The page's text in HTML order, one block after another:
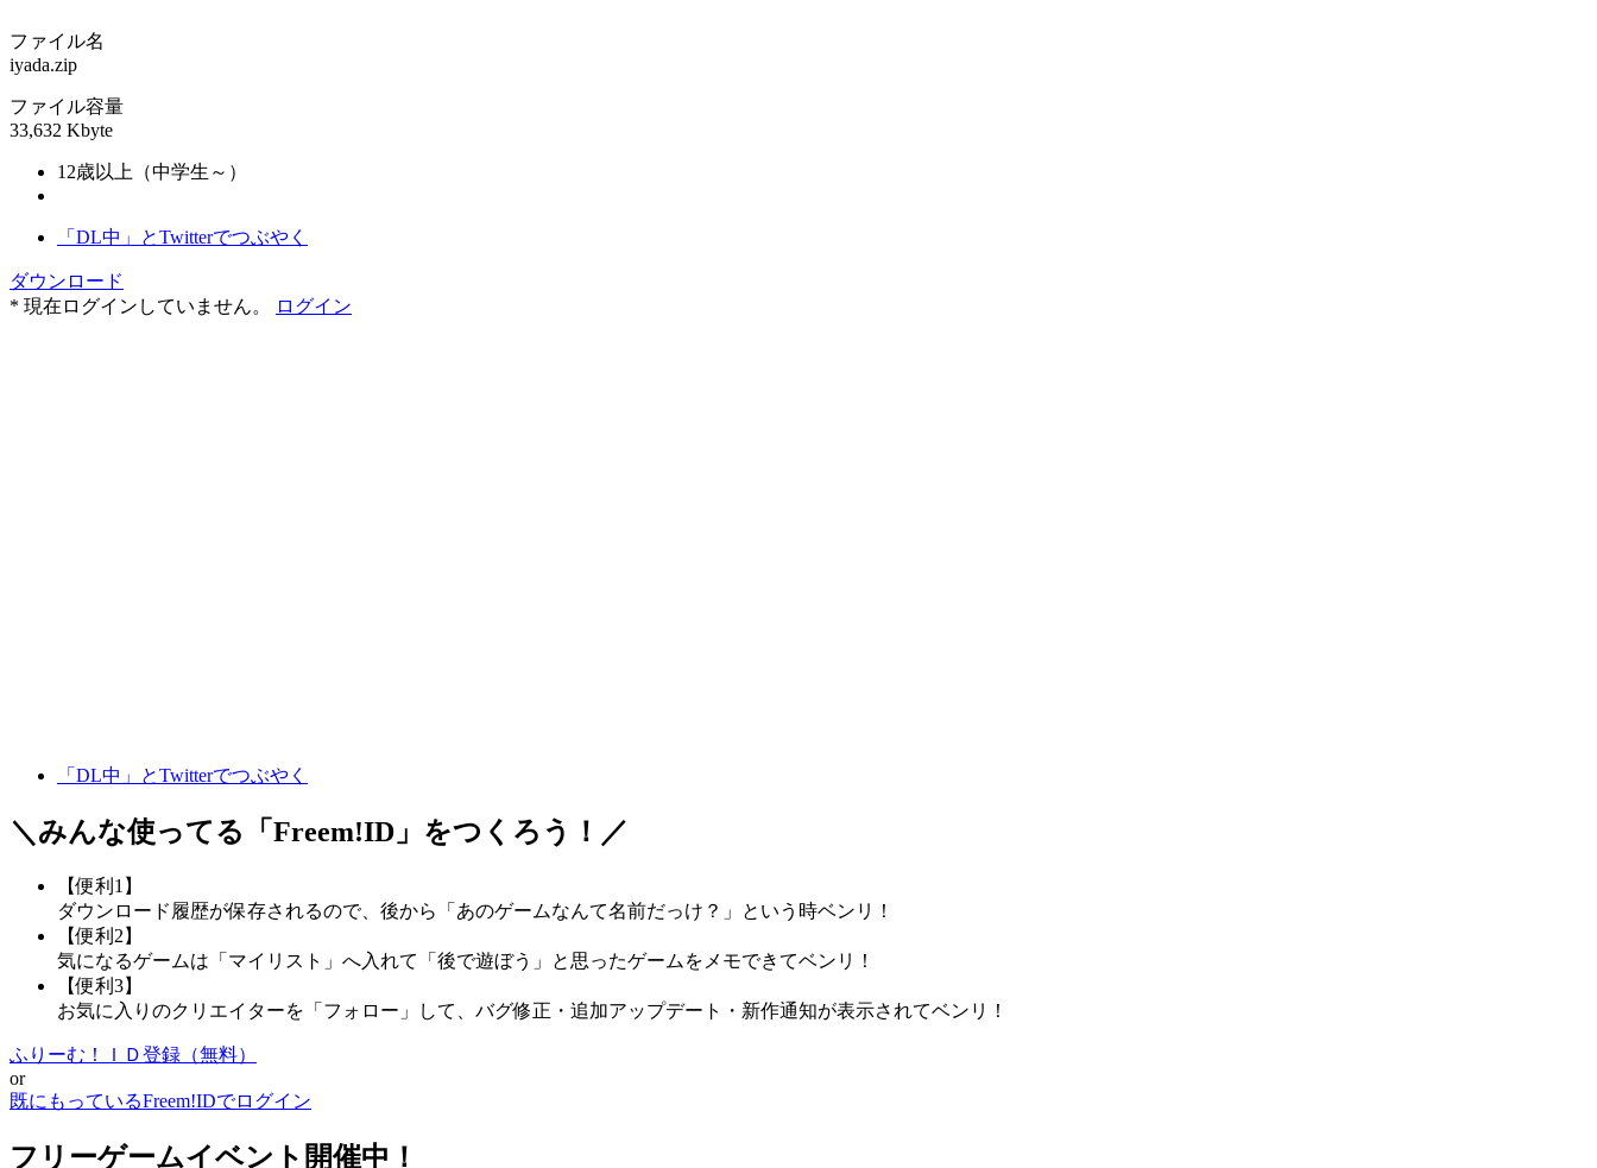
ファイル名
iyada.zip
ファイル容量
33,632 Kbyte
12歳以上（中学生～）
「DL中」とTwitterでつぶやく
ダウンロード
* 現在ログインしていません。
ログイン
「DL中」とTwitterでつぶやく
＼みんな使ってる「 Freem!ID 」をつくろう！／
【便利1】
ダウンロード履歴が保存されるので、後から「あのゲームなんて名前だっけ？」という時ベンリ！
【便利2】
気になるゲームは「マイリスト」へ入れて「後で遊ぼう」と思ったゲームをメモできてベンリ！
【便利3】
お気に入りのクリエイターを「フォロー」して、バグ修正・追加アップデート・新作通知が表示されてベンリ！
ふりーむ！ＩＤ登録（無料）
or
既にもっているFreem!IDでログイン
フリーゲームイベント開催中！